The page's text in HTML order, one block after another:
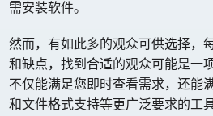
需安装软件。
然而，有如此多的观众可供选择，
和缺点，找到合适的观众可能是一
不仅能满足您即时查看需求，还能
和文件格式支持等更广泛要求的工